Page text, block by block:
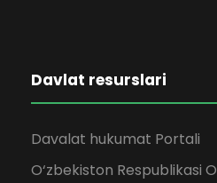
Davlat resurslari
Davalat hukumat Portali
O‘zbekiston Respublikasi